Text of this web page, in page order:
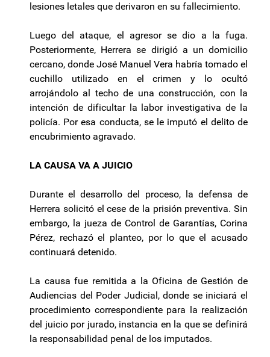
lesiones letales que derivaron en su fallecimiento.
Luego del ataque, el agresor se dio a la fuga.
Posteriormente, Herrera se dirigió a un domicilio
cercano, donde José Manuel Vera habría tomado el
cuchillo utilizado en el crimen y lo ocultó
arrojándolo al techo de una construcción, con la
intención de dificultar la labor investigativa de la
policía. Por esa conducta, se le imputó el delito de
encubrimiento agravado.
LA CAUSA VA A JUICIO
Durante el desarrollo del proceso, la defensa de
Herrera solicitó el cese de la prisión preventiva. Sin
embargo, la jueza de Control de Garantías, Corina
Pérez, rechazó el planteo, por lo que el acusado
continuará detenido.
La causa fue remitida a la Oficina de Gestión de
Audiencias del Poder Judicial, donde se iniciará el
procedimiento correspondiente para la realización
del juicio por jurado, instancia en la que se definirá
la responsabilidad penal de los imputados.